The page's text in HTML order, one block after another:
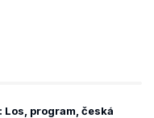
program, česká